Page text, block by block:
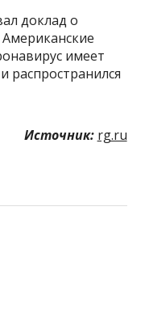
доклад о
имеет
распространился
Источник: rg.ru